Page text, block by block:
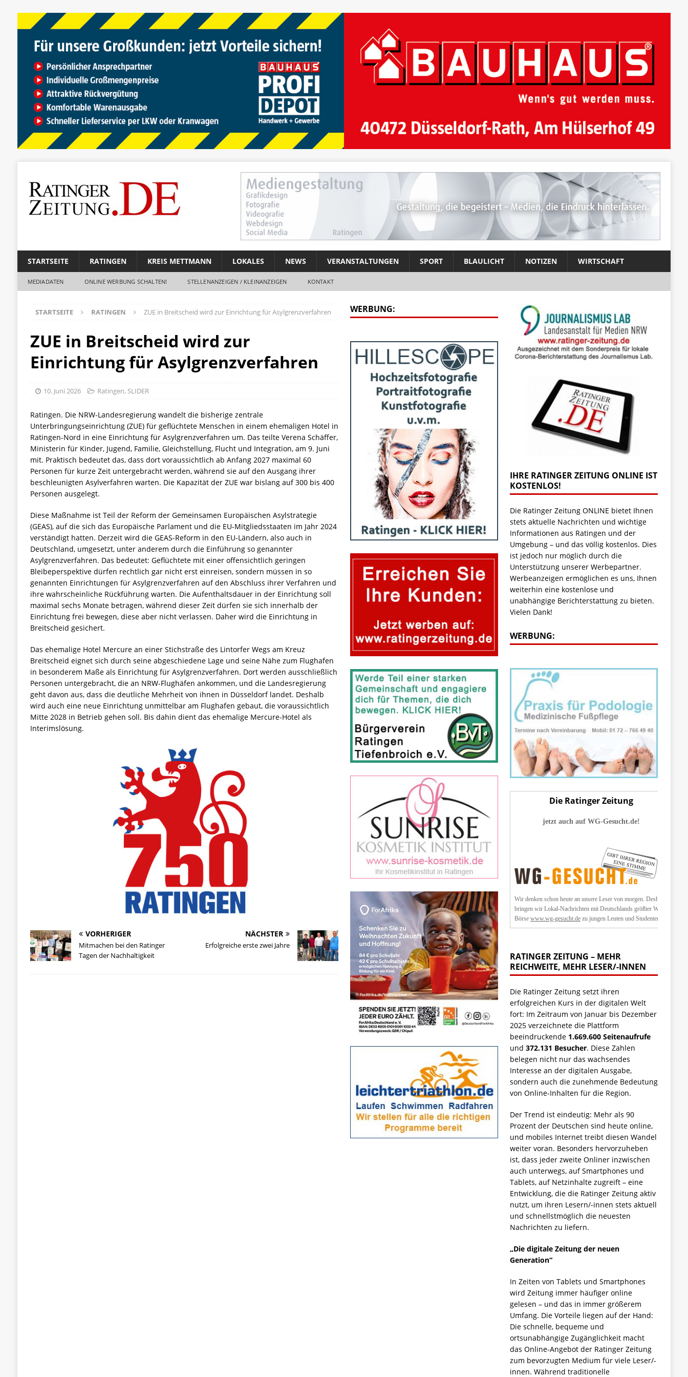
STARTSEITE RATINGEN KREIS METTMANN LOKALES NEWS VERANSTALTUNGEN SPORT BLAULICHT NOTIZEN WIRTSCHAFT
MEDIADATEN ONLINE WERBUNG SCHALTEN! STELLENANZEIGEN / KLEINANZEIGEN KONTAKT
STARTSEITE RATINGEN ZUE in Breitscheid wird zur Einrichtung für Asylgrenzverfahren
ZUE in Breitscheid wird zur
Einrichtung für Asylgrenzverfahren
10. Juni 2026 Ratingen, SLIDER
Ratingen. Die NRW-Landesregierung wandelt die bisherige zentrale
Unterbringungseinrichtung (ZUE) für geflüchtete Menschen in einem ehemaligen Hotel in
Ratingen-Nord in eine Einrichtung für Asylgrenzverfahren um. Das teilte Verena Schäffer,
Ministerin für Kinder, Jugend, Familie, Gleichstellung, Flucht und Integration, am 9. Juni
mit. Praktisch bedeutet das, dass dort voraussichtlich ab Anfang 2027 maximal 60
Personen für kurze Zeit untergebracht werden, während sie auf den Ausgang ihrer
beschleunigten Asylverfahren warten. Die Kapazität der ZUE war bislang auf 300 bis 400
Personen ausgelegt.
Diese Maßnahme ist Teil der Reform der Gemeinsamen Europäischen Asylstrategie
(GEAS), auf die sich das Europäische Parlament und die EU-Mitgliedsstaaten im Jahr 2024
verständigt hatten. Derzeit wird die GEAS-Reform in den EU-Ländern, also auch in
Deutschland, umgesetzt, unter anderem durch die Einführung so genannter
Asylgrenzverfahren. Das bedeutet: Geflüchtete mit einer offensichtlich geringen
Bleibeperspektive dürfen rechtlich gar nicht erst einreisen, sondern müssen in so
genannten Einrichtungen für Asylgrenzverfahren auf den Abschluss ihrer Verfahren und
ihre wahrscheinliche Rückführung warten. Die Aufenthaltsdauer in der Einrichtung soll
maximal sechs Monate betragen, während dieser Zeit dürfen sie sich innerhalb der
Einrichtung frei bewegen, diese aber nicht verlassen. Daher wird die Einrichtung in
Breitscheid gesichert.
Das ehemalige Hotel Mercure an einer Stichstraße des Lintorfer Wegs am Kreuz
Breitscheid eignet sich durch seine abgeschiedene Lage und seine Nähe zum Flughafen
in besonderem Maße als Einrichtung für Asylgrenzverfahren. Dort werden ausschließlich
Personen untergebracht, die an NRW-Flughäfen ankommen, und die Landesregierung
geht davon aus, dass die deutliche Mehrheit von ihnen in Düsseldorf landet. Deshalb
wird auch eine neue Einrichtung unmittelbar am Flughafen gebaut, die voraussichtlich
Mitte 2028 in Betrieb gehen soll. Bis dahin dient das ehemalige Mercure-Hotel als
Interimslösung.
VORHERIGER
Mitmachen bei den Ratinger
Tagen der Nachhaltigkeit
NÄCHSTER
Erfolgreiche erste zwei Jahre
WERBUNG:
IHRE RATINGER ZEITUNG ONLINE IST
KOSTENLOS!
Die Ratinger Zeitung ONLINE bietet Ihnen
stets aktuelle Nachrichten und wichtige
Informationen aus Ratingen und der
Umgebung – und das völlig kostenlos. Dies
ist jedoch nur möglich durch die
Unterstützung unserer Werbepartner.
Werbeanzeigen ermöglichen es uns, Ihnen
weiterhin eine kostenlose und
unabhängige Berichterstattung zu bieten.
Vielen Dank!
WERBUNG:
Die Ratinger Zeitung
jetzt auch auf WG-Gesucht.de!
Wir denken schon heute an unsere Leser von morgen. Deshalb
bringen wir Lokal-Nachrichten mit Deutschlands größter WG-
Börse www.wg-gesucht.dezu jungen Leuten und Studenten.
RATINGER ZEITUNG – MEHR
REICHWEITE, MEHR LESER/-INNEN
Die Ratinger Zeitung setzt ihren
erfolgreichen Kurs in der digitalen Welt
fort: Im Zeitraum von Januar bis Dezember
2025 verzeichnete die Plattform
beeindruckende 1.669.600 Seitenaufrufe
und 372.131 Besucher. Diese Zahlen
belegen nicht nur das wachsendes
Interesse an der digitalen Ausgabe,
sondern auch die zunehmende Bedeutung
von Online-Inhalten für die Region.
Der Trend ist eindeutig: Mehr als 90
Prozent der Deutschen sind heute online,
und mobiles Internet treibt diesen Wandel
weiter voran. Besonders hervorzuheben
ist, dass jeder zweite Onliner inzwischen
auch unterwegs, auf Smartphones und
Tablets, auf Netzinhalte zugreift – eine
Entwicklung, die die Ratinger Zeitung aktiv
nutzt, um ihren Lesern/-innen stets aktuell
und schnellstmöglich die neuesten
Nachrichten zu liefern.
„Die digitale Zeitung der neuen
Generation“
In Zeiten von Tablets und Smartphones
wird Zeitung immer häufiger online
gelesen – und das in immer größerem
Umfang. Die Vorteile liegen auf der Hand:
Die schnelle, bequeme und
ortsunabhängige Zugänglichkeit macht
das Online-Angebot der Ratinger Zeitung
zum bevorzugten Medium für viele Leser/-
innen. Während traditionelle